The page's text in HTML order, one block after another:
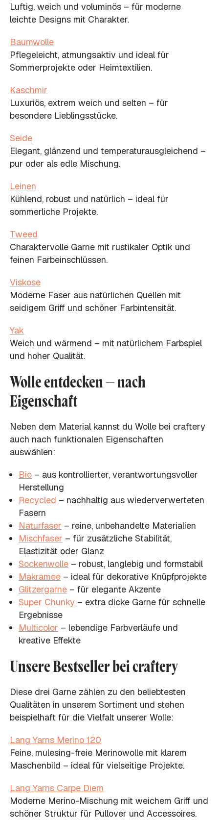
Luftig, weich und voluminös – für moderne
leichte Designs mit Charakter.
Baumwolle
Pflegeleicht, atmungsaktiv und ideal für
Sommerprojekte oder Heimtextilien.
Kaschmir
Luxuriös, extrem weich und selten – für
besondere Lieblingsstücke.
Seide
Elegant, glänzend und temperaturausgleichend –
pur oder als edle Mischung.
Leinen
Kühlend, robust und natürlich – ideal für
sommerliche Projekte.
Tweed
Charaktervolle Garne mit rustikaler Optik und
feinen Farbeinschlüssen.
Viskose
Moderne Faser aus natürlichen Quellen mit
seidigem Griff und schöner Farbintensität.
Yak
Weich und wärmend – mit natürlichem Farbspiel
und hoher Qualität.
Wolle entdecken – nach
Eigenschaft
Neben dem Material kannst du Wolle bei craftery
auch nach funktionalen Eigenschaften
auswählen:
Bio – aus kontrollierter, verantwortungsvoller
Herstellung
Recycled – nachhaltig aus wiederverwerteten
Fasern
Naturfaser – reine, unbehandelte Materialien
Mischfaser – für zusätzliche Stabilität,
Elastizität oder Glanz
Sockenwolle – robust, langlebig und formstabil
Makramee – ideal für dekorative Knüpfprojekte
Glitzergarne – für elegante Akzente
Super Chunky – extra dicke Garne für schnelle
Ergebnisse
Multicolor – lebendige Farbverläufe und
kreative Effekte
Unsere Bestseller bei craftery
Diese drei Garne zählen zu den beliebtesten
Qualitäten in unserem Sortiment und stehen
beispielhaft für die Vielfalt unserer Wolle:
Lang Yarns Merino 120
Feine, mulesing-freie Merinowolle mit klarem
Maschenbild – ideal für vielseitige Projekte.
Lang Yarns Carpe Diem
Moderne Merino-Mischung mit weichem Griff und
schöner Struktur für Pullover und Accessoires.